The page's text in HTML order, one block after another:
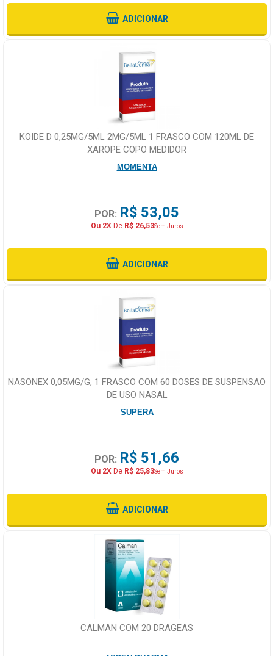
ADICIONAR
KOIDE D 0,25MG/5ML 2MG/5ML 1 FRASCO COM 120ML DE
XAROPE COPO MEDIDOR
MOMENTA
POR: R$ 53,05
Ou 2XDe R$ 26,53Sem Juros
ADICIONAR
NASONEX 0,05MG/G, 1 FRASCO COM 60 DOSES DE SUSPENSAO
DE USO NASAL
SUPERA
POR: R$ 51,66
Ou 2XDe R$ 25,83Sem Juros
ADICIONAR
CALMAN COM 20 DRAGEAS